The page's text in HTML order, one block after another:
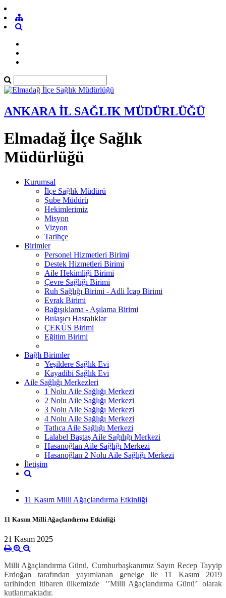
ANKARA İL SAĞLIK MÜDÜRLÜĞÜ
Elmadağ İlçe Sağlık
Müdürlüğü
Kurumsal
İlçe Sağlık Müdürü
Şube Müdürü
Hekimlerimiz
Misyon
Vizyon
Tarihçe
Birimler
Personel Hizmetleri Birimi
Destek Hizmetleri Birimi
Aile Hekimliği Birimi
Çevre Sağlığı Birimi
Ruh Sağlığı Birimi - Adli İcap Birimi
Evrak Birimi
Bağışıklama - Aşılama Birimi
Bulaşıcı Hastalıklar
ÇEKÜS Birimi
Eğitim Birimi
Bağlı Birimler
Yeşildere Sağlık Evi
Kayadibi Sağlık Evi
Aile Sağlığı Merkezleri
1 Nolu Aile Sağlığı Merkezi
2 Nolu Aile Sağlığı Merkezi
3 Nolu Aile Sağlığı Merkezi
4 Nolu Aile Sağlığı Merkezi
Tatlıca Aile Sağlığı Merkezi
Lalabel Baştaş Aile Sağılığı Merkezi
Hasanoğlan Aile Sağlığı Merkezi
Hasanoğlan 2 Nolu Aile Sağlığı Merkezi
İletişim
11 Kasım Milli Ağaçlandırma Etkinliği
11 Kasım Milli Ağaçlandırma Etkinliği
21 Kasım 2025
Milli Ağaçlandırma Günü, Cumhurbaşkanımız Sayın Recep Tayyip
Erdoğan tarafından yayımlanan genelge ile 11 Kasım 2019
tarihinden itibaren ülkemizde '’Milli Ağaçlandırma Günü’' olarak
kutlanmaktadır.